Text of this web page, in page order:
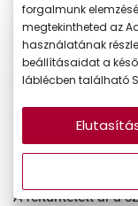
-40%
A feltűntetett ár a
forgalmunk
megtekintheted az
használatának
beállításaidat a
láblécben található